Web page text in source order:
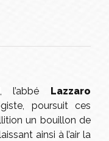
l’abbé Lazzaro
poursuit ces
un bouillon de
ainsi à l’air la